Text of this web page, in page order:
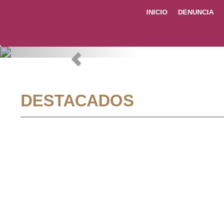
INICIO DENUNCIA
Previous
DESTACADOS